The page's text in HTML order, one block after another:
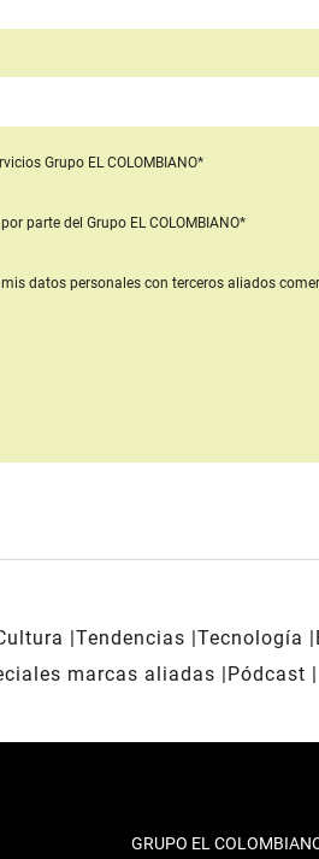
Grupo EL COLOMBIANO*
por parte del Grupo EL COLOMBIANO*
datos personales con terceros aliados
Tendencias Tecnología
marcas aliadas
Pódcast
GRUPO EL